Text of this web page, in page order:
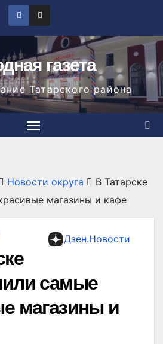
газета
Татарского района
Новости округа
В Татарске
магазины и кафе
Дзен.Новости
самые
магазины и